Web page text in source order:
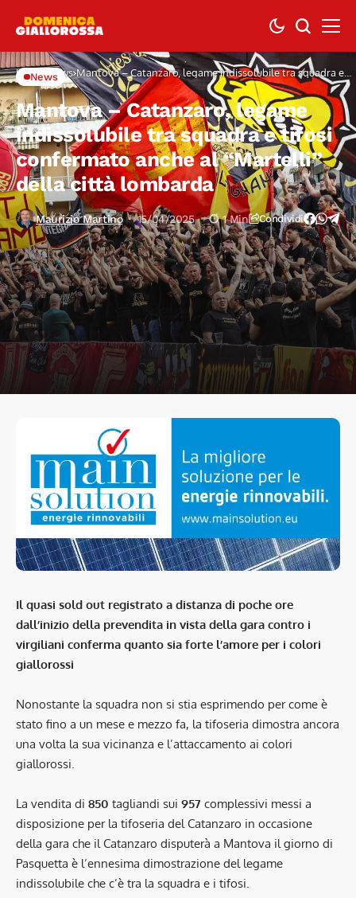
Home News Mantova – Catanzaro, legame indissolubile tra squadra e
tifosi confermato anche al “Martelli” della città lombarda
News
Mantova – Catanzaro, legame
indissolubile tra squadra e tifosi
confermato anche al “Martelli”
della città lombarda
Maurizio Martino 15/04/2025 1 Min Condividi
Il quasi sold out registrato a distanza di poche ore
dall’inizio della prevendita in vista della gara contro i
virgiliani conferma quanto sia forte l’amore per i colori
giallorossi
Nonostante la squadra non si stia esprimendo per come è
stato fino a un mese e mezzo fa, la tifoseria dimostra ancora
una volta la sua vicinanza e l’attaccamento ai colori
giallorossi.
La vendita di 850 tagliandi sui 957 complessivi messi a
disposizione per la tifoseria del Catanzaro in occasione
della gara che il Catanzaro disputerà a Mantova il giorno di
Pasquetta è l’ennesima dimostrazione del legame
indissolubile che c’è tra la squadra e i tifosi.